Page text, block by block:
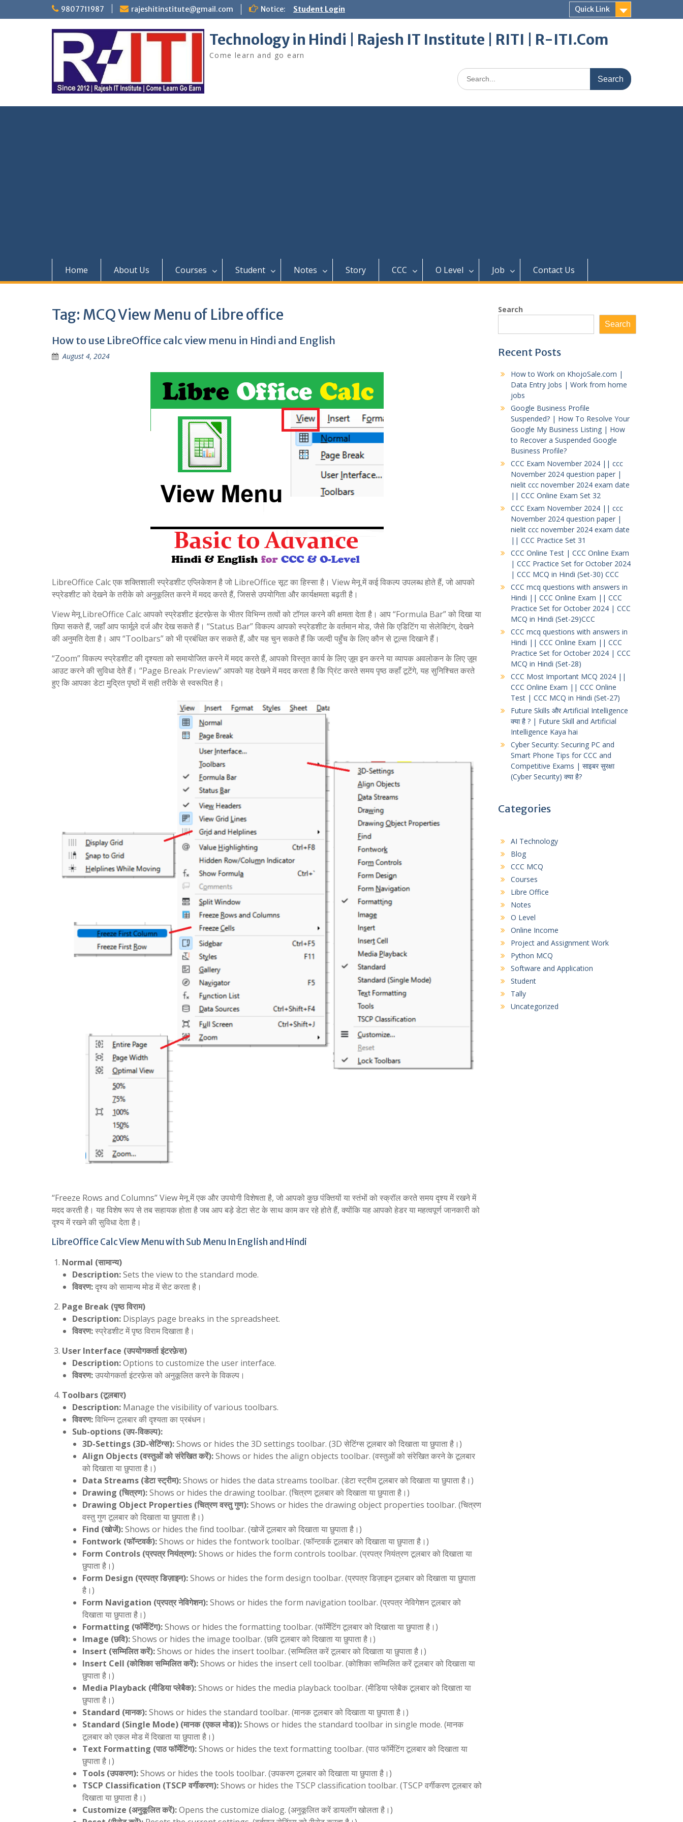
9807711987 rajeshitinstitute@gmail.com Notice: Student Login Quick Link
Technology in Hindi | Rajesh IT Institute | RITI | R-ITI.Com
Come learn and go earn
Search
for:
Home About Us Courses Student Notes Story CCC O Level Job Contact Us
Tag: MCQ View Menu of Libre office
How to use LibreOffice calc view menu in Hindi and English
August 4, 2024
LibreOffice Calc एक शक्तिशाली स्प्रेडशीट एप्लिकेशन है जो LibreOffice सूट का हिस्सा है। View मेनू में कई विकल्प उपलब्ध होते हैं, जो आपको
स्प्रेडशीट को देखने के तरीके को अनुकूलित करने में मदद करते हैं, जिससे उपयोगिता और कार्यक्षमता बढ़ती है।
View मेनू LibreOffice Calc आपको स्प्रेडशीट इंटरफ़ेस के भीतर विभिन्न तत्वों को टॉगल करने की क्षमता देता है। आप “Formula Bar” को दिखा या
छिपा सकते हैं, जहाँ आप फार्मूले दर्ज और देख सकते हैं। “Status Bar” विकल्प आपको स्प्रेडशीट के वर्तमान मोड, जैसे कि एडिटिंग या सेलेक्टिंग, देखने
की अनुमति देता है। आप “Toolbars” को भी प्रबंधित कर सकते हैं, और यह चुन सकते हैं कि जल्दी पहुँच के लिए कौन से टूल्स दिखाने हैं।
“Zoom” विकल्प स्प्रेडशीट की दृश्यता को समायोजित करने में मदद करते हैं, आपको विस्तृत कार्य के लिए ज़ूम इन करने या व्यापक अवलोकन के लिए ज़ूम
आउट करने की सुविधा देते हैं। “Page Break Preview” आपको यह देखने में मदद करता है कि प्रिंट करते समय पृष्ठ कहाँ टूटेंगे, यह सुनिश्चित करते
हुए कि आपका डेटा मुद्रित पृष्ठों में सही तरीके से स्वरूपित है।
“Freeze Rows and Columns” View मेनू में एक और उपयोगी विशेषता है, जो आपको कुछ पंक्तियों या स्तंभों को स्क्रॉल करते समय दृश्य में रखने में
मदद करती है। यह विशेष रूप से तब सहायक होता है जब आप बड़े डेटा सेट के साथ काम कर रहे होते हैं, क्योंकि यह आपको हेडर या महत्वपूर्ण जानकारी को
दृश्य में रखने की सुविधा देता है।
LibreOffice Calc View Menu with Sub Menu In English and Hindi
Normal (सामान्य)
Description:Sets the view to the standard mode.
विवरण:दृश्य को सामान्य मोड में सेट करता है।
Page Break (पृष्ठ विराम)
Description: Displays page breaks in the spreadsheet.
विवरण:स्प्रेडशीट में पृष्ठ विराम दिखाता है।
User Interface (उपयोगकर्ता इंटरफ़ेस)
Description:Options to customize the user interface.
विवरण:उपयोगकर्ता इंटरफ़ेस को अनुकूलित करने के विकल्प।
Toolbars (टूलबार)
Description: Manage the visibility of various toolbars.
विवरण:विभिन्न टूलबार की दृश्यता का प्रबंधन।
Sub-options (उप-विकल्प):
3D-Settings (3D-सेटिंग्स):Shows or hides the 3D settings toolbar. (3D सेटिंग्स टूलबार को दिखाता या छुपाता है।)
Align Objects (वस्तुओं को संरेखित करें):Shows or hides the align objects toolbar. (वस्तुओं को संरेखित करने के टूलबार
को दिखाता या छुपाता है।)
Data Streams (डेटा स्ट्रीम):Shows or hides the data streams toolbar. (डेटा स्ट्रीम टूलबार को दिखाता या छुपाता है।)
Drawing (चित्रण):Shows or hides the drawing toolbar. (चित्रण टूलबार को दिखाता या छुपाता है।)
Drawing Object Properties (चित्रण वस्तु गुण):Shows or hides the drawing object properties toolbar. (चित्रण
वस्तु गुण टूलबार को दिखाता या छुपाता है।)
Find (खोजें):Shows or hides the find toolbar. (खोजें टूलबार को दिखाता या छुपाता है।)
Fontwork (फॉन्टवर्क):Shows or hides the fontwork toolbar. (फॉन्टवर्क टूलबार को दिखाता या छुपाता है।)
Form Controls (प्रपत्र नियंत्रण):Shows or hides the form controls toolbar. (प्रपत्र नियंत्रण टूलबार को दिखाता या
छुपाता है।)
Form Design (प्रपत्र डिज़ाइन):Shows or hides the form design toolbar. (प्रपत्र डिज़ाइन टूलबार को दिखाता या छुपाता
है।)
Form Navigation (प्रपत्र नेविगेशन):Shows or hides the form navigation toolbar. (प्रपत्र नेविगेशन टूलबार को
दिखाता या छुपाता है।)
Formatting (फॉर्मेटिंग):Shows or hides the formatting toolbar. (फॉर्मेटिंग टूलबार को दिखाता या छुपाता है।)
Image (छवि):Shows or hides the image toolbar. (छवि टूलबार को दिखाता या छुपाता है।)
Insert (सम्मिलित करें):Shows or hides the insert toolbar. (सम्मिलित करें टूलबार को दिखाता या छुपाता है।)
Insert Cell (कोशिका सम्मिलित करें):Shows or hides the insert cell toolbar. (कोशिका सम्मिलित करें टूलबार को दिखाता या
छुपाता है।)
Media Playback (मीडिया प्लेबैक):Shows or hides the media playback toolbar. (मीडिया प्लेबैक टूलबार को दिखाता या
छुपाता है।)
Standard (मानक):Shows or hides the standard toolbar. (मानक टूलबार को दिखाता या छुपाता है।)
Standard (Single Mode) (मानक (एकल मोड)):Shows or hides the standard toolbar in single mode. (मानक
टूलबार को एकल मोड में दिखाता या छुपाता है।)
Text Formatting (पाठ फॉर्मेटिंग):Shows or hides the text formatting toolbar. (पाठ फॉर्मेटिंग टूलबार को दिखाता या
छुपाता है।)
Tools (उपकरण):Shows or hides the tools toolbar. (उपकरण टूलबार को दिखाता या छुपाता है।)
TSCP Classification (TSCP वर्गीकरण):Shows or hides the TSCP classification toolbar. (TSCP वर्गीकरण टूलबार को
दिखाता या छुपाता है।)
Customize (अनुकूलित करें):Opens the customize dialog. (अनुकूलित करें डायलॉग खोलता है।)
Search
Search
Recent Posts
How to Work on KhojoSale.com |
Data Entry Jobs | Work from home
jobs
Google Business Profile
Suspended? | How To Resolve Your
Google My Business Listing | How
to Recover a Suspended Google
Business Profile?
CCC Exam November 2024 || ccc
November 2024 question paper |
nielit ccc november 2024 exam date
|| CCC Online Exam Set 32
CCC Exam November 2024 || ccc
November 2024 question paper |
nielit ccc november 2024 exam date
|| CCC Practice Set 31
CCC Online Test | CCC Online Exam
| CCC Practice Set for October 2024
| CCC MCQ in Hindi (Set-30) CCC
CCC mcq questions with answers in
Hindi || CCC Online Exam || CCC
Practice Set for October 2024 | CCC
MCQ in Hindi (Set-29)CCC
CCC mcq questions with answers in
Hindi || CCC Online Exam || CCC
Practice Set for October 2024 | CCC
MCQ in Hindi (Set-28)
CCC Most Important MCQ 2024 ||
CCC Online Exam || CCC Online
Test | CCC MCQ in Hindi (Set-27)
Future Skills और Artificial Intelligence
क्या है ? | Future Skill and Artificial
Intelligence Kaya hai
Cyber Security: Securing PC and
Smart Phone Tips for CCC and
Competitive Exams | साइबर सुरक्षा
(Cyber Security) क्या है?
Categories
AI Technology
Blog
CCC MCQ
Courses
Libre Office
Notes
O Level
Online Income
Project and Assignment Work
Python MCQ
Software and Application
Student
Tally
Uncategorized